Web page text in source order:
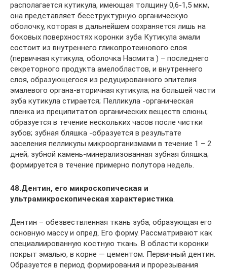
располагается кутикула, имеющая толщину 0,6-1,5 мкм,
она представляет бесструктурную органическую
оболочку, которая в дальнейшем сохраняется лишь на
боковых поверхностях коронки зуба Кутикула эмали
состоит из внутреннего гликопротеинового слоя
(первичная кутикула, оболочка Насмита ) – последнего
секреторного продукта амелобластов, и внутреннего
слоя, образующегося из редуцированного эпителия
эмалевого органа-вторичная кутикула; на большей части
зуба кутикула стирается; Пелликула -органическая
пленка из преципитатов органических веществ слюны;
образуется в течение нескольких часов после чистки
зубов; зубная бляшка -образуется в результате
заселения пелликулы микроорганизмами в течение 1 – 2
дней; зубной камень-минерализованная зубная бляшка;
формируется в течение примерно полутора недель.
48.Дентин, его микроскопическая и
ультрамикроскопическая характеристика.
Дентин – обезвествленная ткань зуба, образующая его
основную массу и опред. Его форму. Рассматривают как
специалиированную костную ткань. В области коронки
покрыт эмалью, в корне — цементом. Первичный дентин.
Образуется в период формирования и прорезывания